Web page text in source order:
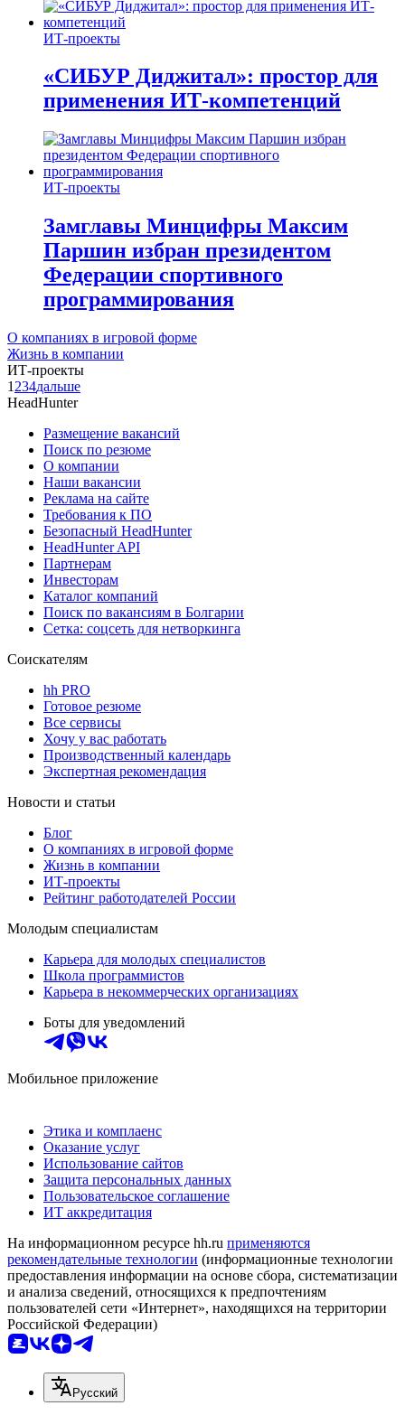
ИТ-проекты
«СИБУР Диджитал»: простор для
применения ИТ-компетенций
ИТ-проекты
Замглавы Минцифры Максим
Паршин избран президентом
Федерации спортивного
программирования
О компаниях в игровой форме
Жизнь в компании
ИТ-проекты
1 234дальше
HeadHunter
Размещение вакансий
Поиск по резюме
О компании
Наши вакансии
Реклама на сайте
Требования к ПО
Безопасный HeadHunter
HeadHunter API
Партнерам
Инвесторам
Каталог компаний
Поиск по вакансиям в Болгарии
Сетка: соцсеть для нетворкинга
Соискателям
hh PRO
Готовое резюме
Все сервисы
Хочу у вас работать
Производственный календарь
Экспертная рекомендация
Новости и статьи
Блог
О компаниях в игровой форме
Жизнь в компании
ИТ-проекты
Рейтинг работодателей России
Молодым специалистам
Карьера для молодых специалистов
Школа программистов
Карьера в некоммерческих организациях
Боты для уведомлений
Мобильное приложение
Этика и комплаенс
Оказание услуг
Использование сайтов
Защита персональных данных
Пользовательское соглашение
ИТ аккредитация
На информационном ресурсе hh.ru применяются
рекомендательные технологии (информационные технологии
предоставления информации на основе сбора, систематизации
и анализа сведений, относящихся к предпочтениям
пользователей сети «Интернет», находящихся на территории
Российской Федерации)
Русский